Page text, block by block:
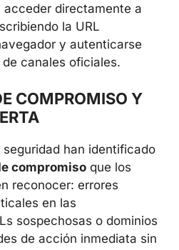
acceder directamente a
la URL
y autenticarse
canales oficiales.
COMPROMISO Y
han identificado
compromiso que los
reconocer: errores
en las
sospechosas o dominios
de acción inmediata sin